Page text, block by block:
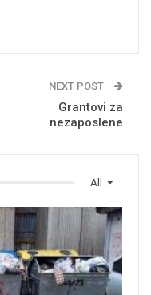
NEXT POST
Grantovi za
nezaposlene
All